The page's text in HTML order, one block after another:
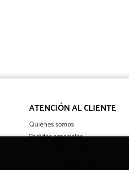
ATENCIÓN AL CLIENTE
Quiénes somos
Pedidos especiales